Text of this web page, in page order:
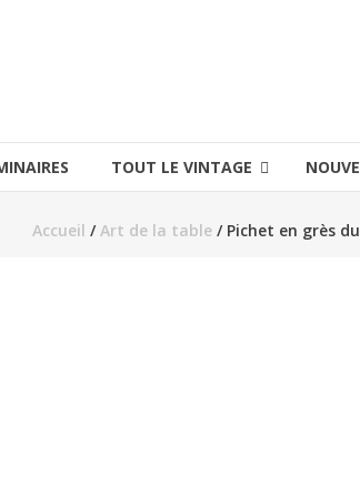
TOUT LE VINTAGE
Accueil /Art de la table / Pichet en grès